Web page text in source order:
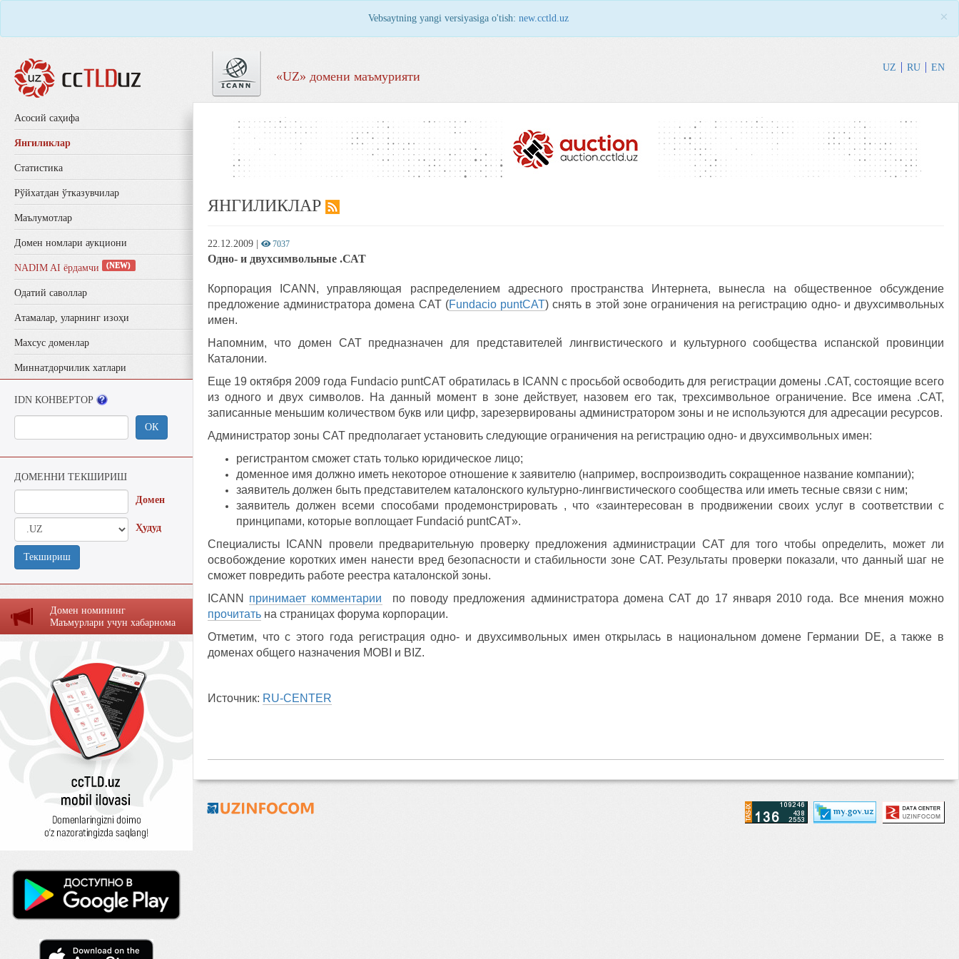
Vebsaytning yangi versiyasiga o'tish: new.cctld.uz ×
«UZ» домени маъмурияти
UZ RU EN
Aсосий саҳифа
Янгиликлар
Статистика
Рўйхатдан ўтказувчилар
Маълумотлар
Домен номлари аукциони
NADIM AI ёрдамчи (NEW)
Одатий саволлар
Aтамалар, уларнинг изоҳи
Махсус доменлар
Миннатдорчилик хатлари
IDN КОНВЕРТОР
ОК
ДОМЕННИ ТЕКШИРИШ
Домен
Ҳудуд
Текшириш
Домен номининг
Маъмурлaри учун хaбaрномa
ЯНГИЛИКЛАР
22.12.2009 7037
Одно- и двухсимвольные .САТ
Корпорация ICANN, управляющая распределением адресного пространства Интернета, вынесла на общественное обсуждение
предложение администратора домена CAT (Fundacio puntCAT) снять в этой зоне ограничения на регистрацию одно- и двухсимвольных
имен.
Напомним, что домен CAT предназначен для представителей лингвистического и культурного сообщества испанской провинции
Каталонии.
Еще 19 октября 2009 года Fundacio puntCAT обратилась в ICANN с просьбой освободить для регистрации домены .CAT, состоящие всего
из одного и двух символов. На данный момент в зоне действует, назовем его так, трехсимвольное ограничение. Все имена .CAT,
записанные меньшим количеством букв или цифр, зарезервированы администратором зоны и не используются для адресации ресурсов.
Администратор зоны CAT предполагает установить следующие ограничения на регистрацию одно- и двухсимвольных имен:
регистрантом сможет стать только юридическое лицо;
доменное имя должно иметь некоторое отношение к заявителю (например, воспроизводить сокращенное название компании);
заявитель должен быть представителем каталонского культурно-лингвистического сообщества или иметь тесные связи с ним;
заявитель должен всеми способами продемонстрировать , что «заинтересован в продвижении своих услуг в соответствии с
принципами, которые воплощает Fundació puntCAT».
Специалисты ICANN провели предварительную проверку предложения администрации CAT для того чтобы определить, может ли
освобождение коротких имен нанести вред безопасности и стабильности зоне CAT. Результаты проверки показали, что данный шаг не
сможет повредить работе реестра каталонской зоны.
ICANN принимает комментарии по поводу предложения администратора домена CAT до 17 января 2010 года. Все мнения можно
прочитать на страницах форума корпорации.
Отметим, что с этого года регистрация одно- и двухсимвольных имен открылась в национальном домене Германии DE, а также в
доменах общего назначения MOBI и BIZ.
Источник: RU-CENTER